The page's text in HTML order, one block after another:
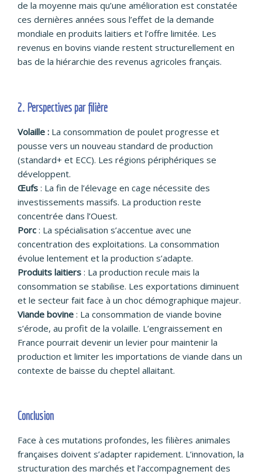
de la moyenne mais qu’une amélioration est constatée
ces dernières années sous l’effet de la demande
mondiale en produits laitiers et l’offre limitée. Les
revenus en bovins viande restent structurellement en
bas de la hiérarchie des revenus agricoles français.
2. Perspectives par filière
Volaille : La consommation de poulet progresse et
pousse vers un nouveau standard de production
(standard+ et ECC). Les régions périphériques se
développent.
Œufs : La fin de l’élevage en cage nécessite des
investissements massifs. La production reste
concentrée dans l’Ouest.
Porc : La spécialisation s’accentue avec une
concentration des exploitations. La consommation
évolue lentement et la production s’adapte.
Produits laitiers : La production recule mais la
consommation se stabilise. Les exportations diminuent
et le secteur fait face à un choc démographique majeur.
Viande bovine : La consommation de viande bovine
s’érode, au profit de la volaille. L’engraissement en
France pourrait devenir un levier pour maintenir la
production et limiter les importations de viande dans un
contexte de baisse du cheptel allaitant.
Conclusion
Face à ces mutations profondes, les filières animales
françaises doivent s’adapter rapidement. L’innovation, la
structuration des marchés et l’accompagnement des